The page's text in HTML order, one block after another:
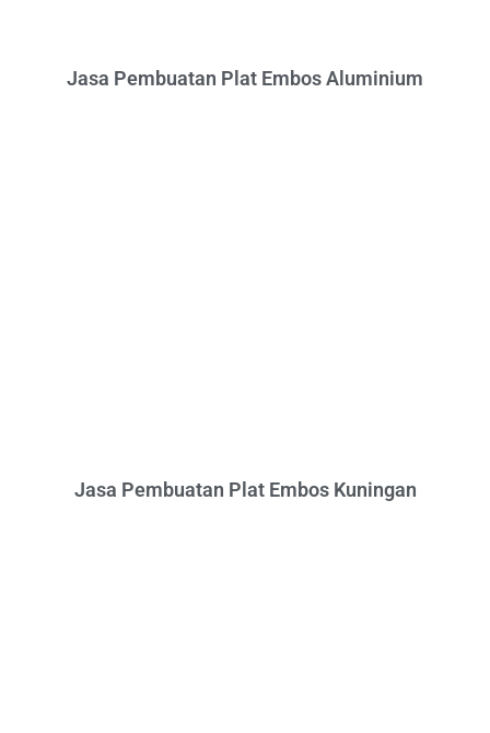
Jasa Pembuatan Plat Embos Aluminium
Jasa Pembuatan Plat Embos Kuningan